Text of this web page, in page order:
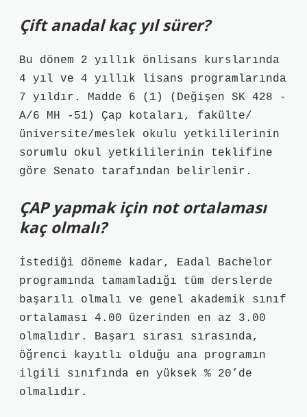
Çift anadal kaç yıl sürer?
Bu dönem 2 yıllık önlisans kurslarında
4 yıl ve 4 yıllık lisans programlarında
7 yıldır. Madde 6 (1) (Değişen SK 428 -
A/6 MH -51) Çap kotaları, fakülte/
üniversite/meslek okulu yetkililerinin
sorumlu okul yetkililerinin teklifine
göre Senato tarafından belirlenir.
ÇAP yapmak için not ortalaması
kaç olmalı?
İstediği döneme kadar, Eadal Bachelor
programında tamamladığı tüm derslerde
başarılı olmalı ve genel akademik sınıf
ortalaması 4.00 üzerinden en az 3.00
olmalıdır. Başarı sırası sırasında,
öğrenci kayıtlı olduğu ana programın
ilgili sınıfında en yüksek % 20’de
olmalıdır.